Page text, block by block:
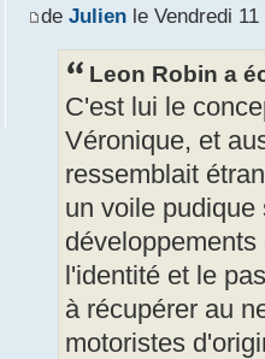
de Julienle Vendredi 11
Leon Robin a
C'est lui le
Véronique, et
ressemblait
un voile
l'identité et le
à récupérer au
motoristes